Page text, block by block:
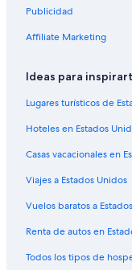
Publicidad
Affiliate Marketing
Ideas para
Lugares turísticos de
Hoteles en Estados
Casas vacacionales en
Viajes a Estados Unidos
Vuelos baratos a
Renta de autos en
Todos los tipos de